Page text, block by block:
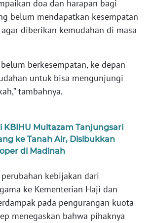
doa dan harapan bagi
belum mendapatkan kesempatan
diberikan kemudahan di masa
berkesempatan, ke depan
untuk bisa mengunjungi
tambahnya.
KBIHU Multazam Tanjungsari
ke Tanah Air, Disibukkan
di Madinah
kebijakan dari
ke Kementerian Haji dan
pada pengurangan kuota
menegaskan bahwa pihaknya